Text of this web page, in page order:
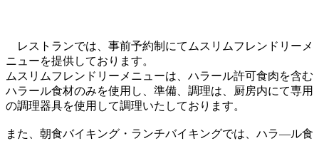
レストランでは、事前予約制にてムスリムフレンドリーメ
ニューを提供しております。
ムスリムフレンドリーメニューは、ハラール許可食肉を含む
ハラール食材のみを使用し、準備、調理は、厨房内にて専用
の調理器具を使用して調理いたしております。
また、朝食バイキング・ランチバイキングでは、ハラ―ル食